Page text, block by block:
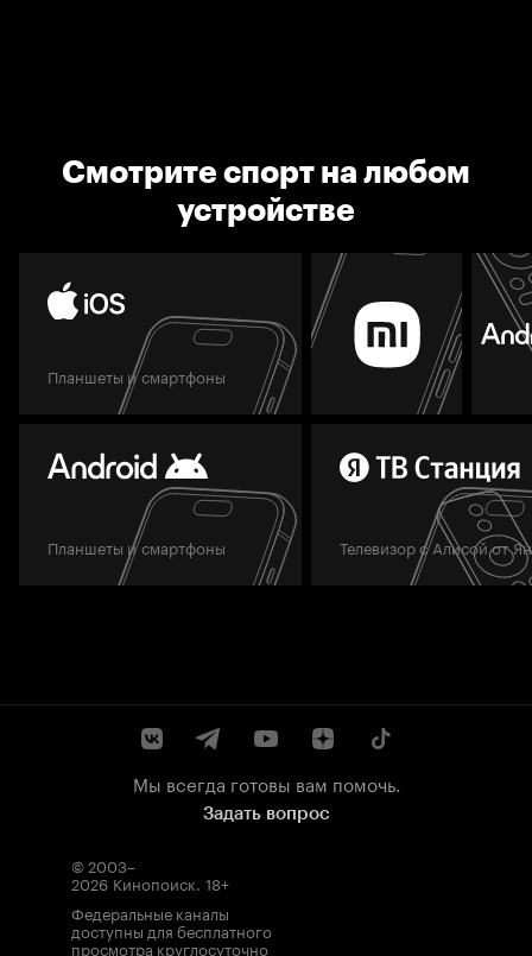
Смотрите спорт на любом
устройстве
Планшеты и смартфоны
Планшеты и смартфоны Телевизор с Алисой от
Мы всегда готовы вам помочь.
Задать вопрос
© 2003–
2026 Кинопоиск. 18+
Федеральные каналы
доступны для бесплатного
просмотра круглосуточно